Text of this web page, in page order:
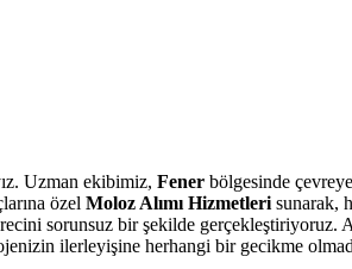
Uzman ekibimiz, Fener bölgesinde
özel Moloz Alımı Hizmetleri sunarak,
sorunsuz bir şekilde gerçekleştiriyoruz.
ilerleyişine herhangi bir gecikme